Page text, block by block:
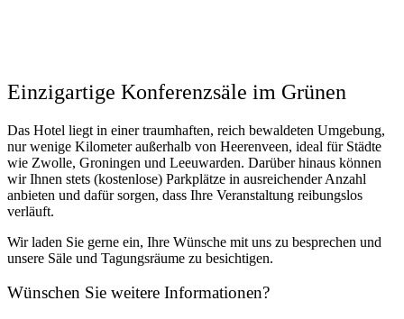
Einzigartige Konferenzsäle im Grünen
Das Hotel liegt in einer traumhaften, reich bewaldeten Umgebung,
nur wenige Kilometer außerhalb von Heerenveen, ideal für Städte
wie Zwolle, Groningen und Leeuwarden. Darüber hinaus können
wir Ihnen stets (kostenlose) Parkplätze in ausreichender Anzahl
anbieten und dafür sorgen, dass Ihre Veranstaltung reibungslos
verläuft.
Wir laden Sie gerne ein, Ihre Wünsche mit uns zu besprechen und
unsere Säle und Tagungsräume zu besichtigen.
Wünschen Sie weitere Informationen?